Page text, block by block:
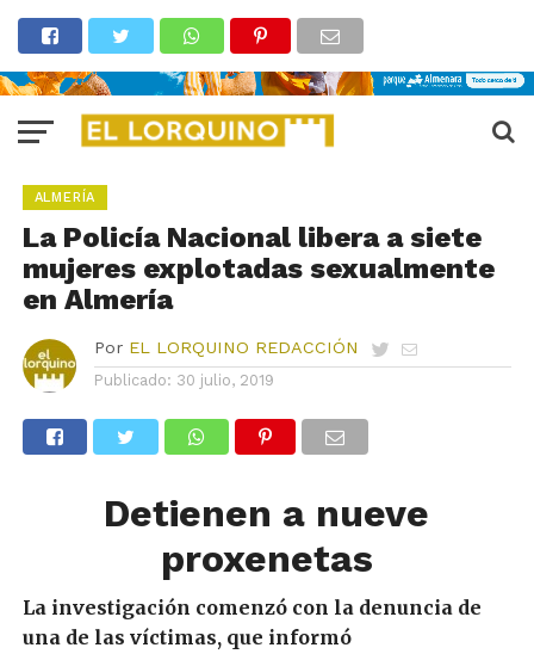
ALMERÍA
La Policía Nacional libera a siete
mujeres explotadas sexualmente
en Almería
Por EL LORQUINO REDACCIÓN
Publicado: 30 julio, 2019
Detienen a nueve
proxenetas
La investigación comenzó con la denuncia de
una de las víctimas, que informó